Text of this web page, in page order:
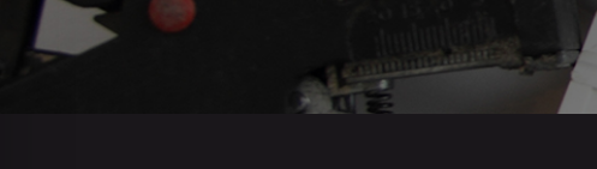
freundlicher Modus